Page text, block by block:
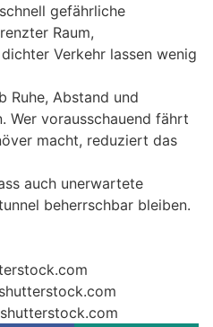
gefährliche
Raum,
Verkehr lassen wenig
Ruhe, Abstand und
Wer vorausschauend fährt
macht, reduziert das
auch unerwartete
beherrschbar bleiben.